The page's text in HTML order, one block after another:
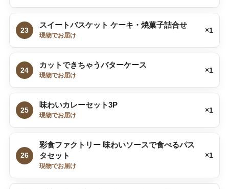
23
スイートバスケット ケーキ・焼菓子詰合せ
現物でお届け
×1
24
カットできちゃうバターケース
現物でお届け
×1
25
味わいカレーセット3P
現物でお届け
×1
26
彩食ファクトリー 味わいソースで食べるパス
タセット
現物でお届け
×1